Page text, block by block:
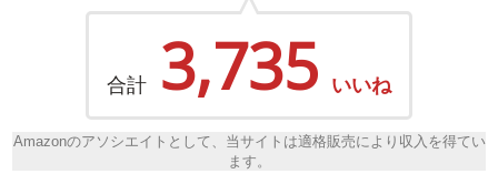
合計 3,735 いいね
Amazonのアソシエイトとして、当サイトは適格販売により収入を得てい
ます。